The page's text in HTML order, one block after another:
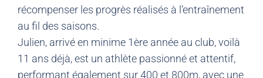
récompenser les progrès réalisés à l’entraînement
au fil des saisons.
Julien, arrivé en minime 1ère année au club, voilà
11 ans déjà, est un athlète passionné et attentif,
performant également sur 400 et 800m, avec une